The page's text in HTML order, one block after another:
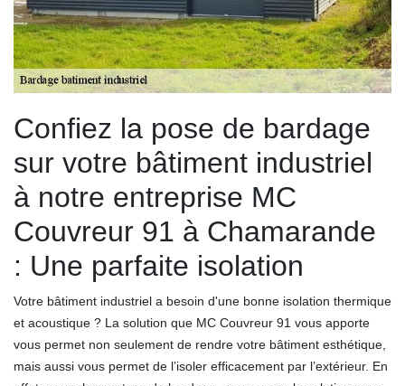
Confiez la pose de bardage
sur votre bâtiment industriel
à notre entreprise MC
Couvreur 91 à Chamarande
: Une parfaite isolation
Votre bâtiment industriel a besoin d'une bonne isolation thermique
et acoustique ? La solution que MC Couvreur 91 vous apporte
vous permet non seulement de rendre votre bâtiment esthétique,
mais aussi vous permet de l’isoler efficacement par l’extérieur. En